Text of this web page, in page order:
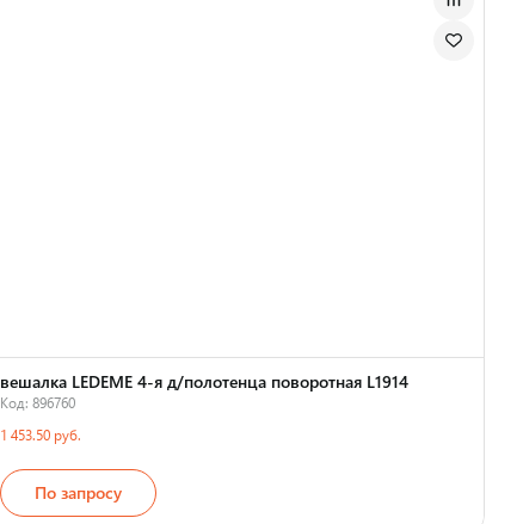
вешалка LEDEME 4-я д/полотенца поворотная L1914
Код: 896760
1 453.50 руб.
По запросу